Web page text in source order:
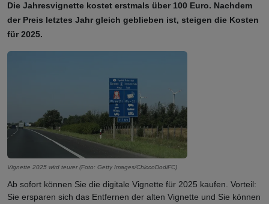
Die Jahresvignette kostet erstmals über 100 Euro. Nachdem
der Preis letztes Jahr gleich geblieben ist, steigen die Kosten
für 2025.
Vignette 2025 wird teurer (Foto: Getty Images/ChiccoDodiFC)
Ab sofort können Sie die digitale Vignette für 2025 kaufen. Vorteil:
Sie ersparen sich das Entfernen der alten Vignette und Sie können